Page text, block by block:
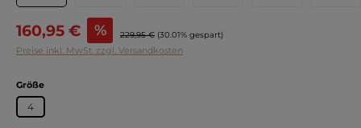
Verkaufspreis:
160,95 € % Regulärer Preis:
229,95 € (30.01% gespart)
Preise inkl. MwSt. zzgl. Versandkosten
Größeauswählen
4